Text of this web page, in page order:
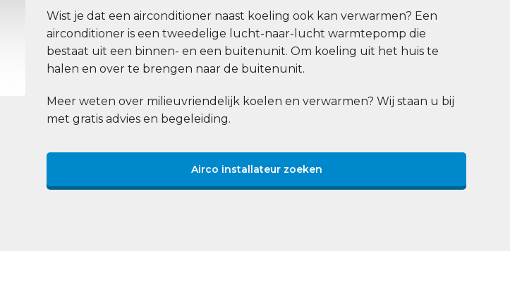
Wist je dat een airconditioner naast koeling ook kan verwarmen? Een
airconditioner is een tweedelige lucht-naar-lucht warmtepomp die
bestaat uit een binnen- en een buitenunit. Om koeling uit het huis te
halen en over te brengen naar de buitenunit.
Meer weten over milieuvriendelijk koelen en verwarmen? Wij staan u bij
met gratis advies en begeleiding.
Airco installateur zoeken